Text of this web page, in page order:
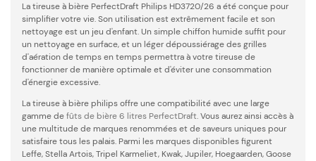
La tireuse à bière PerfectDraft Philips HD3720/26 a été conçue pour
simplifier votre vie. Son utilisation est extrêmement facile et son
nettoyage est un jeu d'enfant. Un simple chiffon humide suffit pour
un nettoyage en surface, et un léger dépoussiérage des grilles
d'aération de temps en temps permettra à votre tireuse de
fonctionner de manière optimale et d'éviter une consommation
d'énergie excessive.
La tireuse à bière philips offre une compatibilité avec une large
gamme defûts de bière 6 litres PerfectDraft. Vous aurez ainsi accès à
une multitude de marques renommées et de saveurs uniques pour
satisfaire tous les palais. Parmi les marques disponibles figurent
Leffe, Stella Artois, Tripel Karmeliet, Kwak, Jupiler, Hoegaarden, Goose